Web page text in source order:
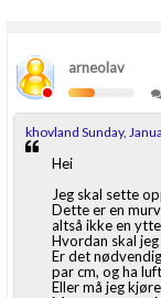
arneolav
khovland Sunday,
Hei
Jeg skal sette
Dette er en
altså ikke en
Hvordan skal
Er det
par cm, og ha
Eller må jeg